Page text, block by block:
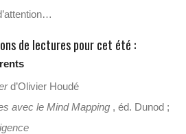
de lectures pour cet été :
d’Olivier Houdé
avec le Mind Mapping , éd. Dunod ;